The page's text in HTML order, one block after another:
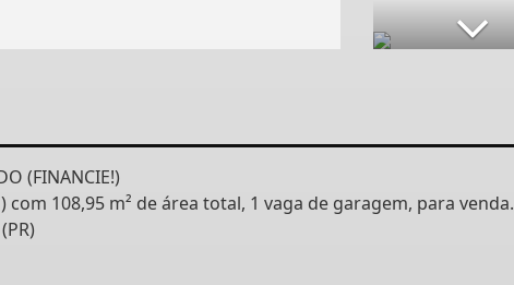
(FINANCIE!)
108,95 m² de área total, 1 vaga de garagem, para venda.